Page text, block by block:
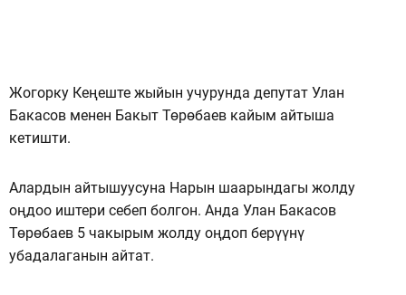
Жогорку Кеңеште жыйын учурунда депутат Улан
Бакасов менен Бакыт Төрөбаев кайым айтыша
кетишти.
Алардын айтышуусуна Нарын шаарындагы жолду
оңдоо иштери себеп болгон. Анда Улан Бакасов
Төрөбаев 5 чакырым жолду оңдоп берүүнү
убадалаганын айтат.